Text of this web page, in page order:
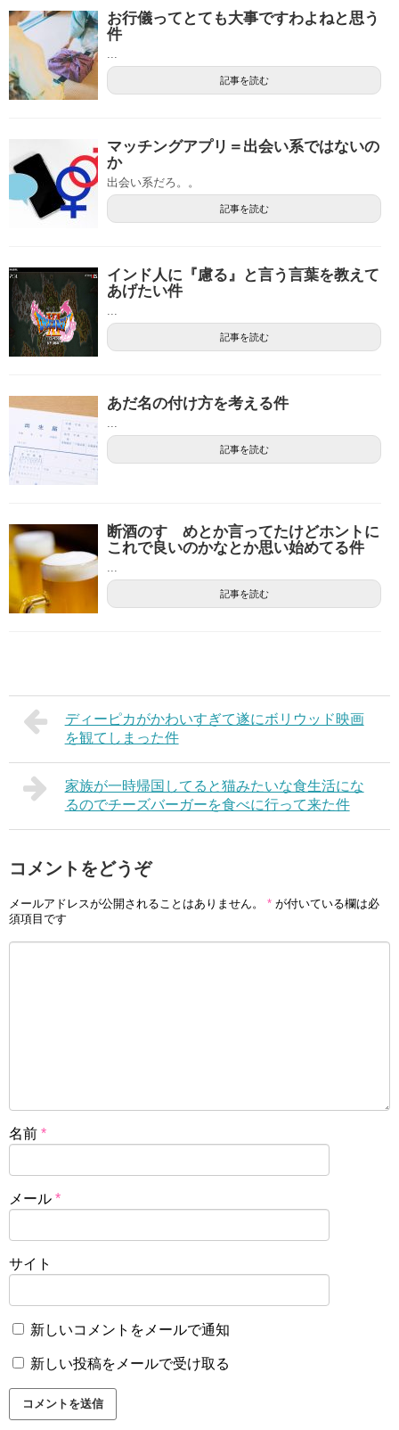
お行儀ってとても大事ですわよねと思う
件
...
記事を読む
マッチングアプリ＝出会い系ではないの
か
出会い系だろ。。
記事を読む
インド人に『慮る』と言う言葉を教えて
あげたい件
...
記事を読む
あだ名の付け方を考える件
...
記事を読む
断酒のすゝめとか言ってたけどホントに
これで良いのかなとか思い始めてる件
...
記事を読む
ディーピカがかわいすぎて遂にボリウッド映画
を観てしまった件
家族が一時帰国してると猫みたいな食生活にな
るのでチーズバーガーを食べに行って来た件
コメントをどうぞ
メールアドレスが公開されることはありません。 * が付いている欄は必
須項目です
名前 *
メール *
サイト
新しいコメントをメールで通知
新しい投稿をメールで受け取る